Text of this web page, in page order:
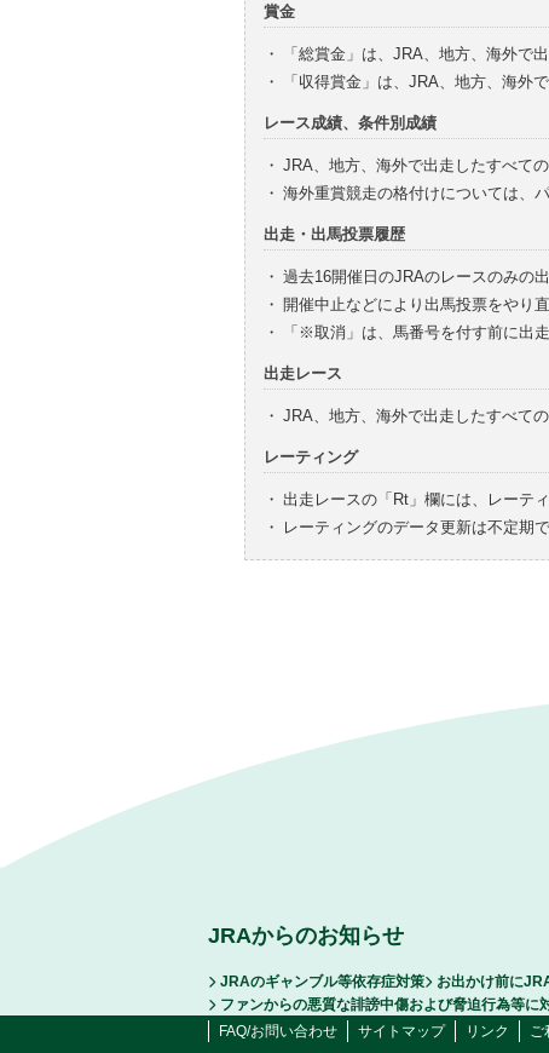
賞金
・
「総賞金」は、JRA、地方、海外で
・
「収得賞金」は、JRA、地方、海外
レース成績、条件別成績
・ JRA、地方、海外で出走したすべて
・ 海外重賞競走の格付けについては、
出走・出馬投票履歴
・ 過去16開催日のJRAのレースのみの
・ 開催中止などにより出馬投票をやり
・
「※取消」は、馬番号を付す前に出
出走レース
・ JRA、地方、海外で出走したすべて
レーティング
・ 出走レースの「Rt」欄には、レーテ
・
レーティングのデータ更新は不定期で
JRAからのお知らせ
JRAのギャンブル等依存症対策 お出かけ前に
ファンからの悪質な誹謗中傷および脅迫行為等に
FAQ/お問い合わせ
サイトマップ リンク ご